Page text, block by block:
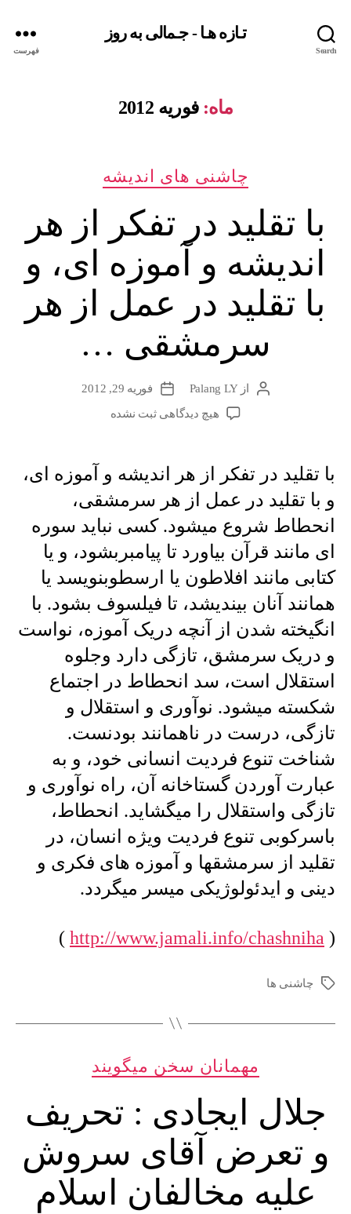
Search
تـازه هـا - جـمالی به روز
فهرست
ماه: فوریه 2012
دسته‌ها
چاشنی های اندیشه
با تقلید در تفکر از هر
اندیشه و آموزه ای، و
با تقلید در عمل از هر
سرمشقی …
نویسندهٔ
نوشته
ازPalang LY
تاریخفوریه 29, 2012
هیچ دیدگاهیبرای
تفکر
از
هر
اندیشه
و
ای،
و
تقلید
در
عمل
از
هر
…
ثبت نشده
با تقلید در تفکر از هر اندیشه و آموزه ای،
و با تقلید در عمل از هر سرمشقی،
انحطاط شروع میشود. کسی نباید سوره
ای مانند قرآن بیاورد تا پیامبربشود، و یا
کتابی مانند افلاطون یا ارسطوبنویسد یا
همانند آنان بیندیشد، تا فیلسوف بشود. با
انگیخته شدن از آنچه دریک آموزه، نواست
و دریک سرمشق، تازگی دارد وجلوه
استقلال است، سد انحطاط در اجتماع
شکسته میشود. نوآوری و استقلال و
تازگی، درست در ناهمانند بودنست.
شناخت تنوع فردیت انسانی خود، و به
عبارت آوردن گستاخانه آن، راه نوآوری و
تازگی واستقلال را میگشاید. انحطاط،
باسرکوبی تنوع فردیت ویژه انسان، در
تقلید از سرمشقها و آموزه های فکری و
دینی و ایدئولوژیکی میسر میگردد.
(
http://www.jamali.info/chashniha
)
برچسب‌هاچاشنی ها
دسته‌ها
مهمانان سخن میگویند
جلال ایجادی : تحریف
و تعرض آقای سروش
علیه مخالفان اسلام